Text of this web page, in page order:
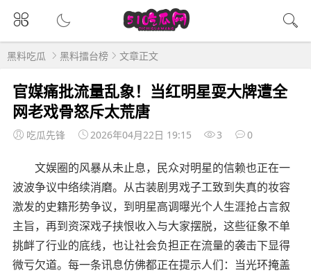
黑料吃瓜 黑料擂台榜 文章正文
官媒痛批流量乱象！当红明星耍大牌遭全
网老戏骨怒斥太荒唐
吃瓜先锋 2026年04月22日 19:15 3 0
文娱圈的风暴从未止息，民众对明星的信赖也正在一
波波争议中络续消磨。从古装剧男戏子工致到失真的妆容
激发的史籍形势争议，到明星高调曝光个人生涯抢占言叙
主旨，再到资深戏子挟恨收入与大家摆脱，这些征象不单
挑衅了行业的底线，也让社会负担正在流量的袭击下显得
微亏欠道。每一条讯息仿佛都正在提示人们：当光环掩盖